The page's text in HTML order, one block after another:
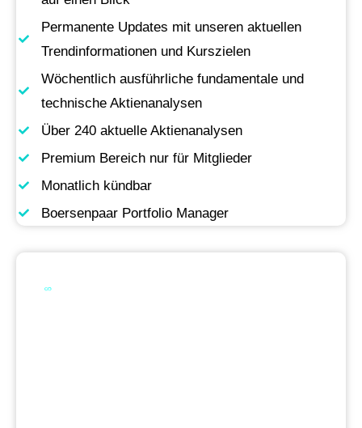
Permanente Updates mit unseren aktuellen
Trendinformationen und Kurszielen
Wöchentlich ausführliche fundamentale und
technische Aktienanalysen
Über 240 aktuelle Aktienanalysen
Premium Bereich nur für Mitglieder
Monatlich kündbar
Boersenpaar Portfolio Manager